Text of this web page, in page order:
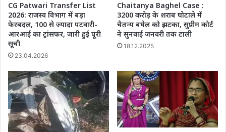
CG Patwari Transfer List
2026: राजस्व विभाग में बड़ा
फेरबदल, 100 से ज्यादा पटवारी-
आरआई का ट्रांसफर, जारी हुई पूरी
सूची
23.04.2026
Chaitanya Baghel Case :
3200 करोड़ के शराब घोटाले में
चैतन्य बघेल को झटका, सुप्रीम कोर्ट
ने सुनवाई जनवरी तक टाली
18.12.2025